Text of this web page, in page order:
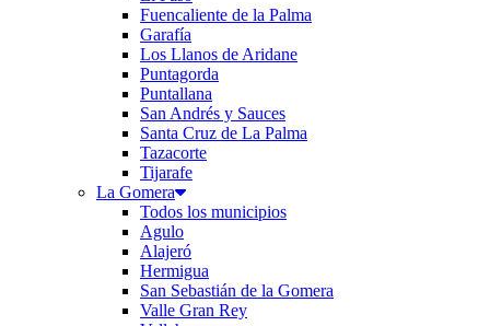
Fuencaliente de la Palma
Garafía
Los Llanos de Aridane
Puntagorda
Puntallana
San Andrés y Sauces
Santa Cruz de La Palma
Tazacorte
Tijarafe
La Gomera
Todos los municipios
Agulo
Alajeró
Hermigua
San Sebastián de la Gomera
Valle Gran Rey